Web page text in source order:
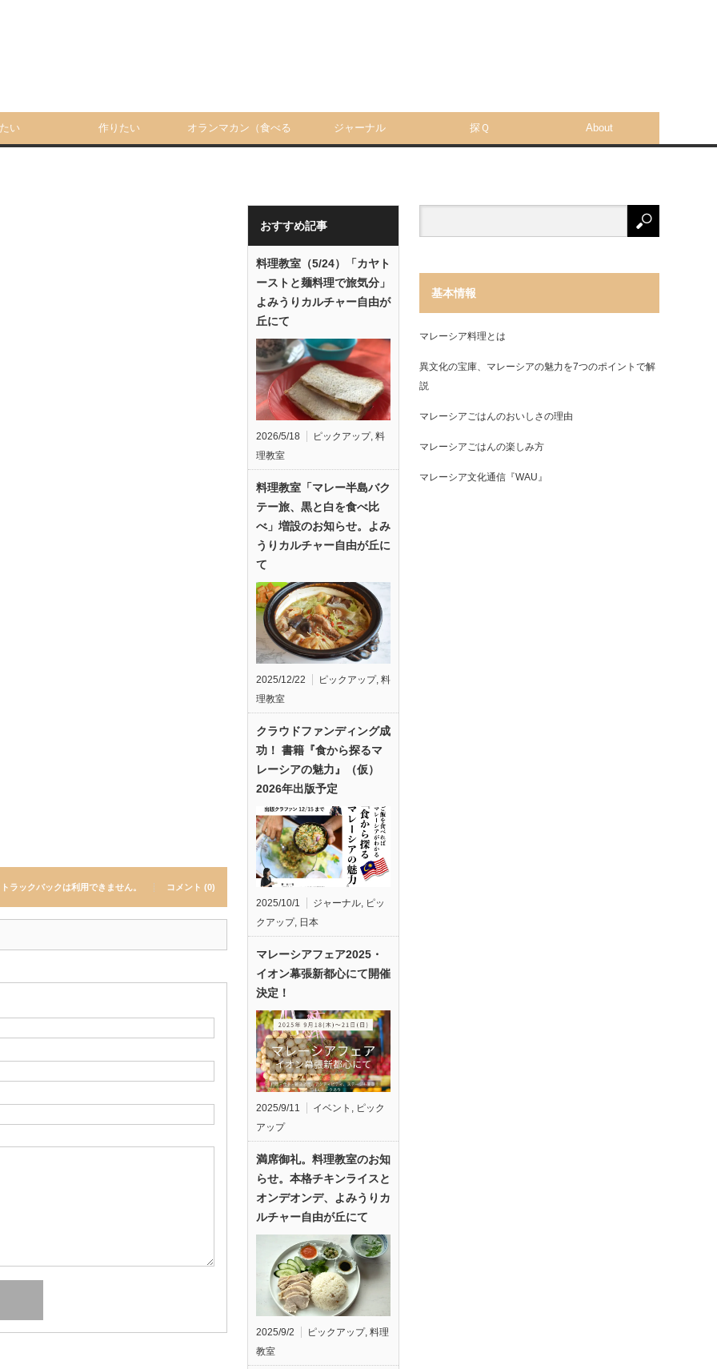
い 作りたい オランマカン（食べる ジャーナル 探Ｑ About
トラックバックは利用できません。 コメント (0)
おすすめ記事
料理教室（5/24）「カヤト
ーストと麺料理で旅気分」
よみうりカルチャー自由が
丘にて
2026/5/18 ピックアップ, 料
理教室
料理教室「マレー半島バク
テー旅、黒と白を食べ比
べ」増設のお知らせ。よみ
うりカルチャー自由が丘に
て
2025/12/22 ピックアップ, 料
理教室
クラウドファンディング成
功！ 書籍『食から探るマ
レーシアの魅力』（仮）
2026年出版予定
2025/10/1 ジャーナル, ピッ
クアップ, 日本
マレーシアフェア2025・
イオン幕張新都心にて開催
決定！
2025/9/11 イベント , ピック
アップ
満席御礼。料理教室のお知
らせ。本格チキンライスと
オンデオンデ、よみうりカ
ルチャー自由が丘にて
2025/9/2 ピックアップ, 料理
教室
基本情報
マレーシア料理とは
異文化の宝庫、マレーシアの魅力を7つのポイントで解
説
マレーシアごはんのおいしさの理由
マレーシアごはんの楽しみ方
マレーシア文化通信『WAU』